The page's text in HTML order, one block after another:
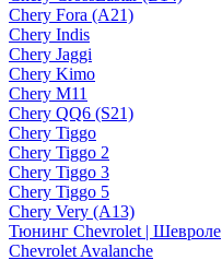
Chery Fora (A21)
Chery Indis
Chery Jaggi
Chery Kimo
Chery M11
Chery QQ6 (S21)
Chery Tiggo
Chery Tiggo 2
Chery Tiggo 3
Chery Tiggo 5
Chery Very (A13)
Тюнинг Chevrolet | Шевроле
Chevrolet Avalanche